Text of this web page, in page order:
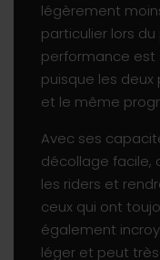
légèrement
particulier lors
performance
puisque les
et le même
Avec ses
décollage facile,
les riders et
ceux qui ont
également
léger et peut